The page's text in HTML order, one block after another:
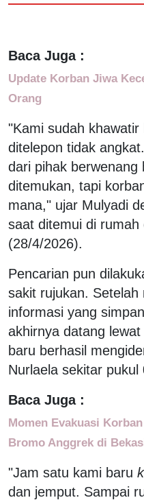
Baca Juga :
Update Korban Jiwa
Orang
"Kami sudah
ditelepon tidak
dari pihak berwenang
ditemukan, tapi
mana," ujar Mulyadi
saat ditemui di rumah
(28/4/2026).
Pencarian pun
sakit rujukan. Setelah
informasi yang
akhirnya datang
baru berhasil
Nurlaela sekitar pukul
Baca Juga :
Momen Evakuasi
Bromo Anggrek di
"Jam satu kami baru
dan jemput. Sampai